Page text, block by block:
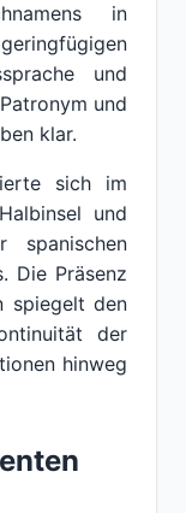
in
und
und
klar.
sich im
und
Die Präsenz
spiegelt den
der
hinweg